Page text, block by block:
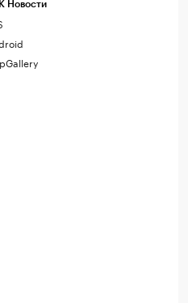
Новости